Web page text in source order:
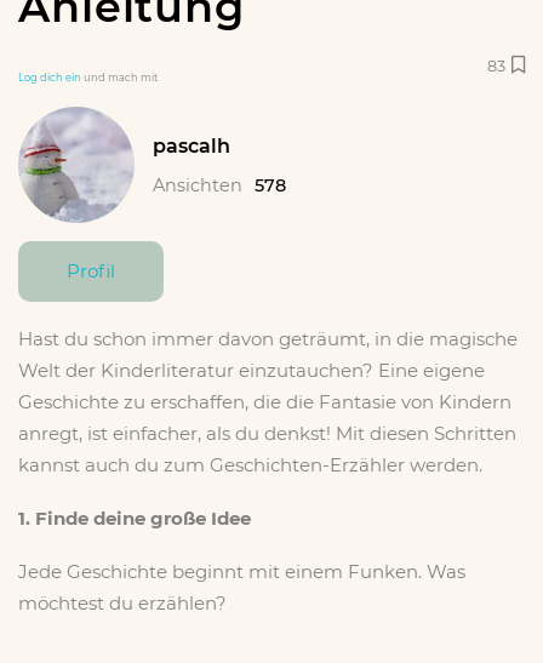
Log dich ein und mach mit
83
pascalh
Ansichten 578
Profil
Hast du schon immer davon geträumt, in die magische
Welt der Kinderliteratur einzutauchen? Eine eigene
Geschichte zu erschaffen, die die Fantasie von Kindern
anregt, ist einfacher, als du denkst! Mit diesen Schritten
kannst auch du zum Geschichten-Erzähler werden.
1. Finde deine große Idee
Jede Geschichte beginnt mit einem Funken. Was
möchtest du erzählen?